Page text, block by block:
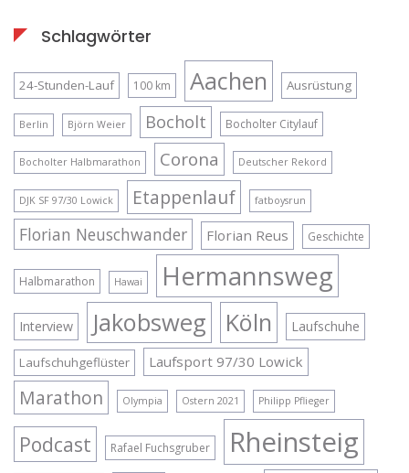
Schlagwörter
24-Stunden-Lauf 100 km Aachen Ausrüstung
Berlin Björn Weier Bocholt Bocholter Citylauf
Bocholter Halbmarathon Corona Deutscher Rekord
DJK SF 97/30 Lowick Etappenlauf fatboysrun
Florian Neuschwander Florian Reus Geschichte
Halbmarathon Hawai Hermannsweg
Interview Jakobsweg Köln Laufschuhe
Laufschuhgeflüster Laufsport 97/30 Lowick
Marathon Olympia Ostern 2021 Philipp Pflieger
Podcast Rafael Fuchsgruber Rheinsteig